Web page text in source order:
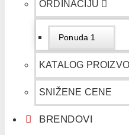
ORDINACIJU
Ponuda 1
KATALOG
SNIŽENE CENE
BRENDOVI